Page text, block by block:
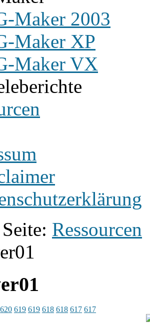
Maker 2003
Maker XP
Maker VX
Ressourcen
620 619 619 618 618 617 617